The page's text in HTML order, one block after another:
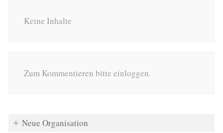
Keine Inhalte
Zum Kommentieren bitte einloggen.
Neue Organisation